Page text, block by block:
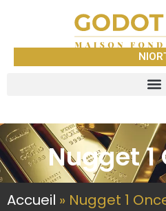
Nugget 1
Accueil » Nugget 1